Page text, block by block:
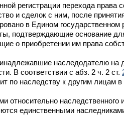
регистрации перехода
и сделок с ним, после
в Едином
подтверждающие основание
о приобретении им права
наследодателю на
В соответствии с абз. 2 ч. 2 ст.
по наследству к другим лицам
относительно
единственными